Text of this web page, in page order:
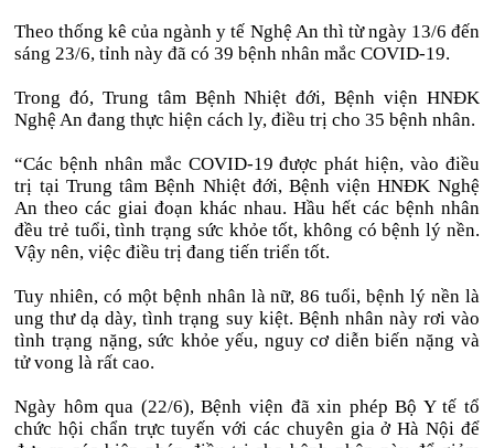
Theo thống kê của ngành y tế Nghệ An thì từ ngày 13/6 đến
sáng 23/6, tỉnh này đã có 39 bệnh nhân mắc COVID-19.
Trong đó, Trung tâm Bệnh Nhiệt đới, Bệnh viện HNĐK
Nghệ An đang thực hiện cách ly, điều trị cho 35 bệnh nhân.
“Các bệnh nhân mắc COVID-19 được phát hiện, vào điều
trị tại Trung tâm Bệnh Nhiệt đới, Bệnh viện HNĐK Nghệ
An theo các giai đoạn khác nhau. Hầu hết các bệnh nhân
đều trẻ tuổi, tình trạng sức khỏe tốt, không có bệnh lý nền.
Vậy nên, việc điều trị đang tiến triển tốt.
Tuy nhiên, có một bệnh nhân là nữ, 86 tuổi, bệnh lý nền là
ung thư dạ dày, tình trạng suy kiệt. Bệnh nhân này rơi vào
tình trạng nặng, sức khỏe yếu, nguy cơ diễn biến nặng và
tử vong là rất cao.
Ngày hôm qua (22/6), Bệnh viện đã xin phép Bộ Y tế tổ
chức hội chẩn trực tuyến với các chuyên gia ở Hà Nội để